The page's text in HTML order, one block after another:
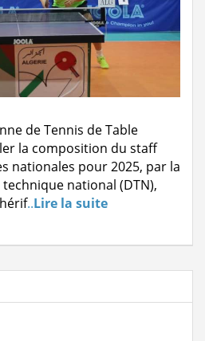
à la faculté des...Lire la suite
المرحلة الجهوية التأهيلية للبطولة... Lire la suite
de Tennis de Table
la composition du staff
nationales pour 2025, par la
national (DTN),
..Lire la suite